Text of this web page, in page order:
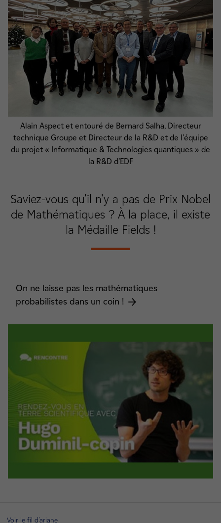
Alain Aspect et entouré de Bernard Salha, Directeur
technique Groupe et Directeur de la R&D et de l'équipe
du projet « Informatique & Technologies quantiques » de
la R&D d’EDF
Saviez-vous qu'il n'y a pas de Prix Nobel
de Mathématiques ? À la place, il existe
la Médaille Fields !
On ne laisse pas les mathématiques
probabilistes dans un coin !
Voir le fil d'ariane